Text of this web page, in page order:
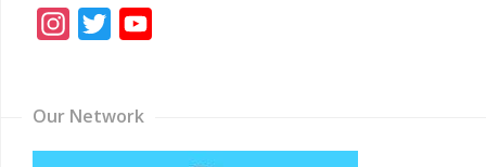
Instagram
Twitter
Our Network